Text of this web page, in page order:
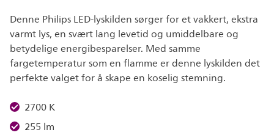
Denne Philips LED-lyskilden sørger for et vakkert, ekstra
varmt lys, en svært lang levetid og umiddelbare og
betydelige energibesparelser. Med samme
fargetemperatur som en flamme er denne lyskilden det
perfekte valget for å skape en koselig stemning.
2700 K
255 lm